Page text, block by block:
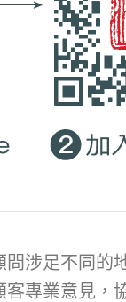
涉足不同的
專業意見，